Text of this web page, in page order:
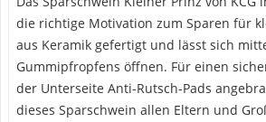
die richtige Motivation zum Sparen für
aus Keramik gefertigt und lässt sich
Gummipfropfens öffnen. Für einen
der Unterseite Anti-Rutsch-Pads
dieses Sparschwein allen Eltern und